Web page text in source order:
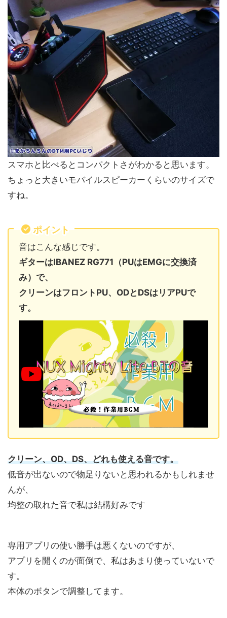
スマホと比べるとコンパクトさがわかると思います。
ちょっと大きいモバイルスピーカーくらいのサイズで
すね。
ポイント
音はこんな感じです。
ギターはIBANEZ RG771（PUはEMGに交換済
み）で、
クリーンはフロントPU、ODとDSはリアPUで
す。
クリーン、OD、DS、どれも使える音です。
低音が出ないので物足りないと思われるかもしれませ
んが、
均整の取れた音で私は結構好みです
専用アプリの使い勝手は悪くないのですが、
アプリを開くのが面倒で、私はあまり使っていないで
す。
本体のボタンで調整してます。